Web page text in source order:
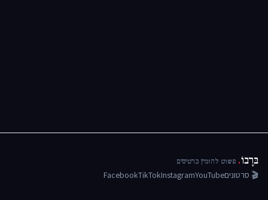
בּרָבוֹ. פשוט להזמין כרטיסים
🎬 סרטוניםYouTube
Instagram
TikTok
Facebook